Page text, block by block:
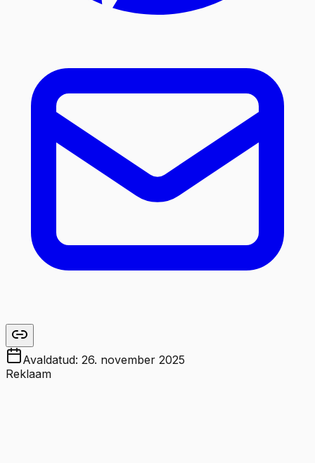
Avaldatud: 26. november 2025
Reklaam